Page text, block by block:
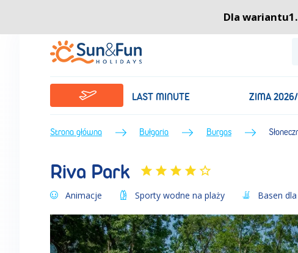
Katalogi
LAST MINUTE ZIMA
Strona główna Bułgaria Burgas
Riva Park
Animacje Sporty wodne na plaży Basen
Dla